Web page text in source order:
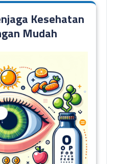
Kesehatan
Mudah